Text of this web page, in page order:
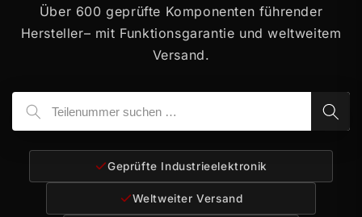
Über 600 geprüfte Komponenten führender
Hersteller– mit Funktionsgarantie und weltweitem
Versand.
Geprüfte Industrieelektronik
Weltweiter Versand